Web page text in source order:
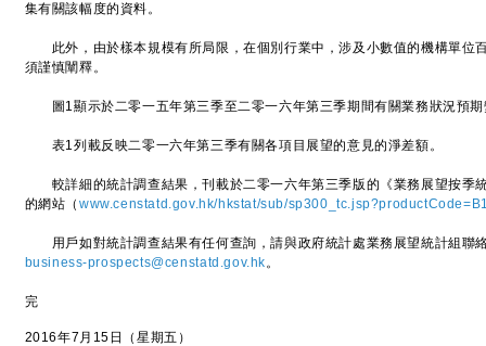
集有關該幅度的資料。
此外，由於樣本規模有所局限，在個別行業中，涉及小數值的機構單位
須謹慎闡釋。
圖1顯示於二零一五年第三季至二零一六年第三季期間有關業務狀況預期
表1列載反映二零一六年第三季有關各項目展望的意見的淨差額。
較詳細的統計調查結果，刊載於二零一六年第三季版的《業務展望按季
的網站（ www.censtatd.gov.hk/hkstat/sub/
用戶如對統計調查結果有任何查詢，請與政府統計處業務展望統計組聯
business-prospects@censtatd.gov.hk。
完
2016年7月15日（星期五）